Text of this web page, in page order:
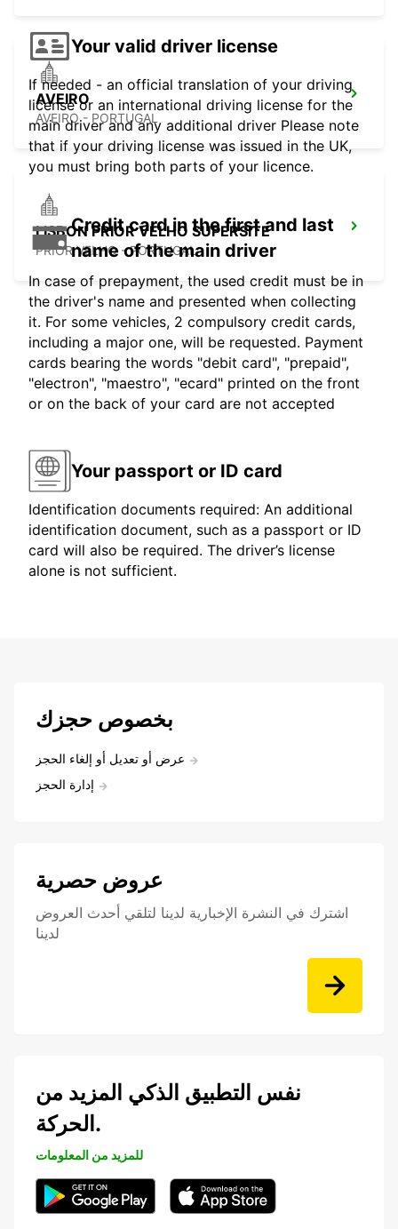
AVEIRO
AVEIRO - PORTUGAL
LISBON PRIOR VELHO SUPERSITE
PRIOR VELHO - PORTUGAL
Your valid driver license
If needed - an official translation of your driving
license or an international driving license for the
main driver and any additional driver Please note
that if your driving license was issued in the UK,
you must bring both parts of your licence.
Credit card in the first and last
name of the main driver
In case of prepayment, the used credit must be in
the driver's name and presented when collecting
it. For some vehicles, 2 compulsory credit cards,
including a major one, will be requested. Payment
cards bearing the words "debit card", "prepaid",
"electron", "maestro", "ecard" printed on the front
or on the back of your card are not accepted
Your passport or ID card
Identification documents required: An additional
identification document, such as a passport or ID
card will also be required. The driver’s license
alone is not sufficient.
بخصوص حجزك
عرض أو تعديل أو إلغاء الحجز
إدارة الحجز
عروض حصرية
اشترك في النشرة الإخبارية لدينا لتلقي أحدث العروض
لدينا
نفس التطبيق الذكي المزيد من
الحركة.
للمزيد من المعلومات